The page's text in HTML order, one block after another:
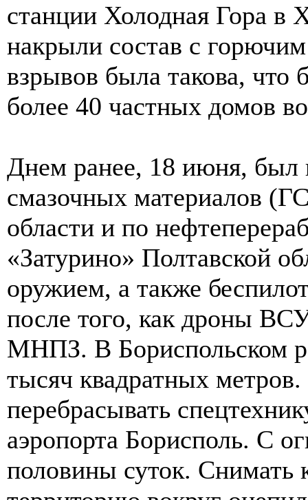
станции Холодная Гора в
накрыли состав с
взрывов была такова,
более 40 частных домов
Днем ранее, 18 июня, был
смазочных материалов
области и по
«Затурино» Полтавской
оружием, а также
после того, как дроны
МНПЗ. В Бориспольском
тысяч квадратных
перебрасывать
аэропорта Борисполь. С
половины суток. Снимать